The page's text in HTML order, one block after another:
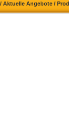
/Aktuelle Angebote /